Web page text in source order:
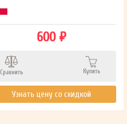
600 ₽
Сравнить Купить
Узнать цену со скидкой